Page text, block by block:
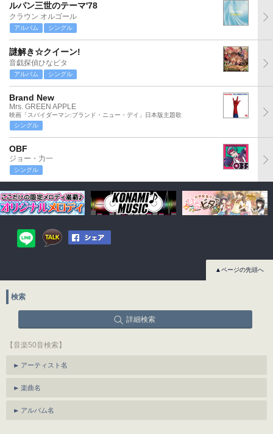
ルパン三世のテーマ'78
クラウン オルゴール
アルバム シングル
謎解き☆クイーン!
音戯探偵ひなビタ
アルバム シングル
Brand New
Mrs. GREEN APPLE
映画「スパイダーマン:ブランド・ニュー・デイ」日本版主題歌
シングル
OBF
ジョー・力一
シングル
▲ページの先頭へ
検索
詳細検索
【音楽50音検索】
アーティスト名
楽曲名
アルバム名